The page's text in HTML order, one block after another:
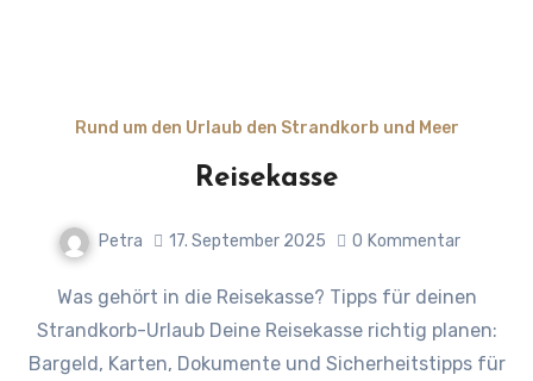
Rund um den Urlaub den Strandkorb und Meer
Reisekasse
Petra 17. September 2025 0 Kommentar
Was gehört in die Reisekasse? Tipps für deinen
Strandkorb-Urlaub Deine Reisekasse richtig planen:
Bargeld, Karten, Dokumente und Sicherheitstipps für